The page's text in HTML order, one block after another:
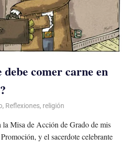
debe comer carne en
, Reflexiones, religión
la Misa de Acción de Grado de mis
y el sacerdote celebrante